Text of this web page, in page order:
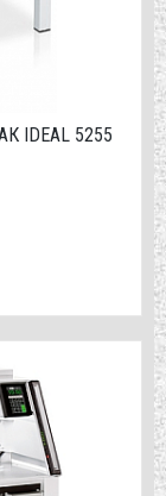
IDEAL 5255